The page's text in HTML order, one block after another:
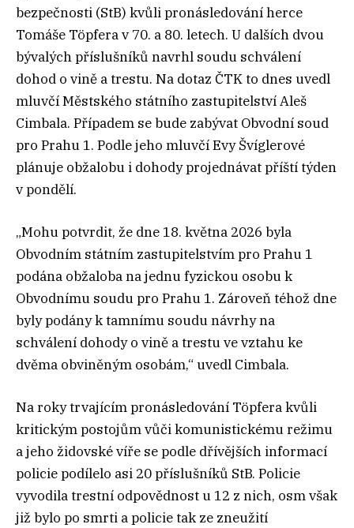
bezpečnosti (StB) kvůli pronásledování herce
Tomáše Töpfera v 70. a 80. letech. U dalších dvou
bývalých příslušníků navrhl soudu schválení
dohod o vině a trestu. Na dotaz ČTK to dnes uvedl
mluvčí Městského státního zastupitelství Aleš
Cimbala. Případem se bude zabývat Obvodní soud
pro Prahu 1. Podle jeho mluvčí Evy Švíglerové
plánuje obžalobu i dohody projednávat příští týden
v pondělí.
„Mohu potvrdit, že dne 18. května 2026 byla
Obvodním státním zastupitelstvím pro Prahu 1
podána obžaloba na jednu fyzickou osobu k
Obvodnímu soudu pro Prahu 1. Zároveň téhož dne
byly podány k tamnímu soudu návrhy na
schválení dohody o vině a trestu ve vztahu ke
dvěma obviněným osobám,“ uvedl Cimbala.
Na roky trvajícím pronásledování Töpfera kvůli
kritickým postojům vůči komunistickému režimu
a jeho židovské víře se podle dřívějších informací
policie podílelo asi 20 příslušníků StB. Policie
vyvodila trestní odpovědnost u 12 z nich, osm však
již bylo po smrti a policie tak ze zneužití